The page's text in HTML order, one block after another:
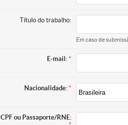
Título do trabalho:
Em caso de
E-mail:
Nacionalidade:
CPF ou Passaporte/RNE: